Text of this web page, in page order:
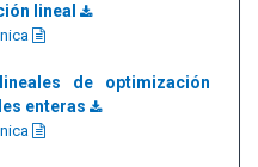
lineal
de optimización
enteras